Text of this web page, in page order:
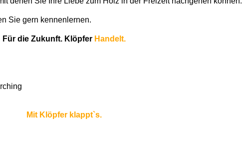
Sie gern kennenlernen.
Für die Zukunft. Klöpfer Handelt.
Mit Klöpfer klappt`s.